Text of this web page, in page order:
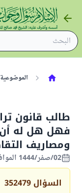
الموضوعية
طالب قانون
فهل هل له أن
ومصاريف
02/صفر/1444 الموافق 29/أغسطس/2022
السؤال 352479